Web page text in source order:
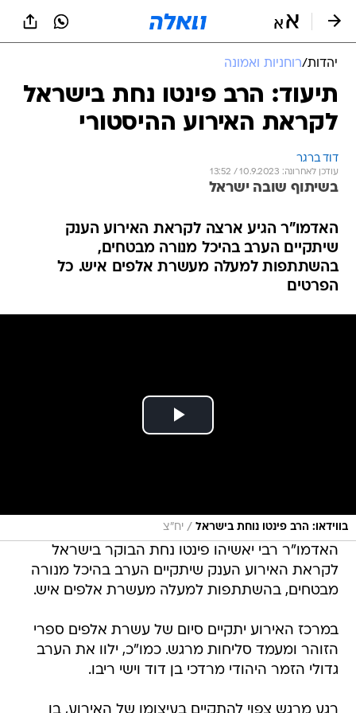
יהדות/רוחניות ואמונה
תיעוד: הרב פינטו נחת בישראל
לקראת האירוע ההיסטורי
דוד ברגר
עודכן לאחרונה: 10.9.2023 / 13:52
בשיתוף שובה ישראל
האדמו"ר הגיע ארצה לקראת האירוע הענק
שיתקיים הערב בהיכל מנורה מבטחים,
בהשתתפות למעלה מעשרת אלפים איש. כל
הפרטים
בווידאו: הרב פינטו נוחת בישראל / יח"צ
האדמו"ר רבי יאשיהו פינטו נחת הבוקר בישראל
לקראת האירוע הענק שיתקיים הערב בהיכל מנורה
מבטחים, בהשתתפות למעלה מעשרת אלפים איש.
במרכז האירוע יתקיים סיום של עשרת אלפים ספרי
הזוהר ומעמד סליחות מרגש. כמו"כ, ילוו את הערב
גדולי הזמר היהודי מרדכי בן דוד וישי ריבו.